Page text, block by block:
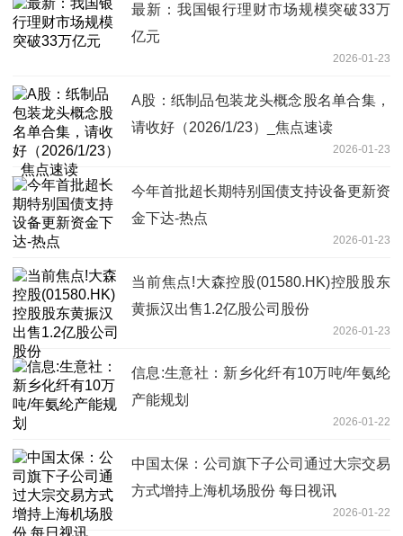
最新：我国银行理财市场规模突破33万
亿元
2026-01-23
A股：纸制品包装龙头概念股名单合集，
请收好（2026/1/23）_焦点速读
2026-01-23
今年首批超长期特别国债支持设备更新资
金下达-热点
2026-01-23
当前焦点!大森控股(01580.HK)控股股东
黄振汉出售1.2亿股公司股份
2026-01-23
信息:生意社：新乡化纤有10万吨/年氨纶
产能规划
2026-01-22
中国太保：公司旗下子公司通过大宗交易
方式增持上海机场股份 每日视讯
2026-01-22